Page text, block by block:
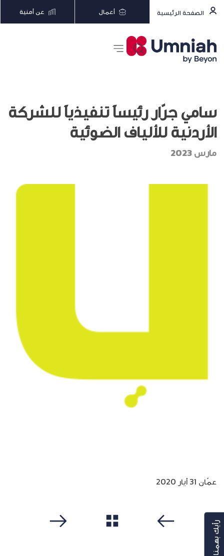
الصفحة الرئيسية أعمال عن أمنية
سامي جرّار رئيساً تنفيذياً للشركة
الأردنية للألياف الضوئية
مارس 2023
عمّان 31 أيار 2020
رأيك بهمنا